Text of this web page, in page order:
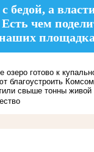
бедой, а
чем
готово к
благоустроить
свыше тонны